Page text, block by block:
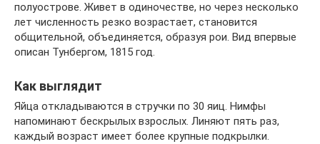
полуострове. Живет в одиночестве, но через несколько
лет численность резко возрастает, становится
общительной, объединяется, образуя рои. Вид впервые
описан Тунбергом, 1815 год.
Как выглядит
Яйца откладываются в стручки по 30 яиц. Нимфы
напоминают бескрылых взрослых. Линяют пять раз,
каждый возраст имеет более крупные подкрылки.